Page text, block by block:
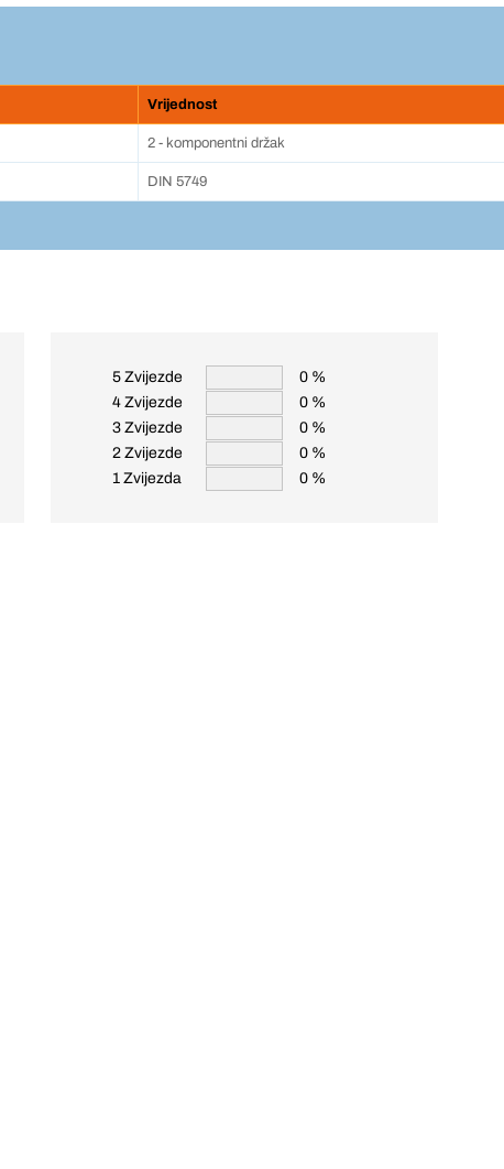
Vrijednost
2 - komponentni držak
DIN 5749
5 Zvijezde
0 %
4 Zvijezde
0 %
3 Zvijezde
0 %
2 Zvijezde
0 %
1 Zvijezda
0 %